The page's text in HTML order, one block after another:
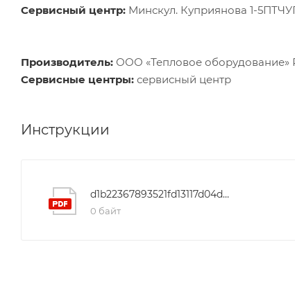
Сервисный центр: Минскул. Куприянова 1-
Производитель: ООО «Тепловое оборудование»
Сервисные центры: сервисный центр
Инструкции
d1b22367893521fd13117d04d1fdc1c1
0 байт